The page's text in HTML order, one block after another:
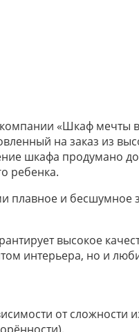
«Шкаф мечты
на заказ из
шкафа продумано
ребенка.
и бесшумное
высокое
интерьера, но и
от